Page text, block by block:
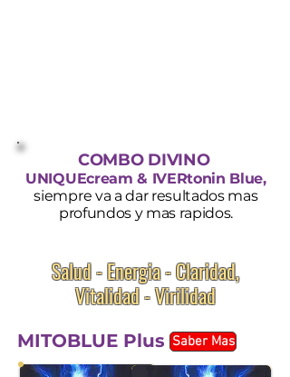
COMBO DIVINO
UNIQUEcream& IVERtonin Blue,
siempre va a dar resultados mas
profundos y mas rapidos.
Salud - Energia - Claridad,
Vitalidad - Virilidad
MITOBLUE Plus Saber Mas